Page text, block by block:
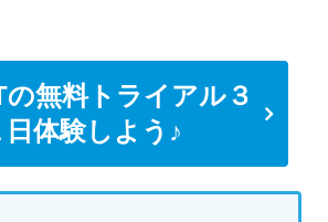
の無料トライアル３
日体験しよう♪